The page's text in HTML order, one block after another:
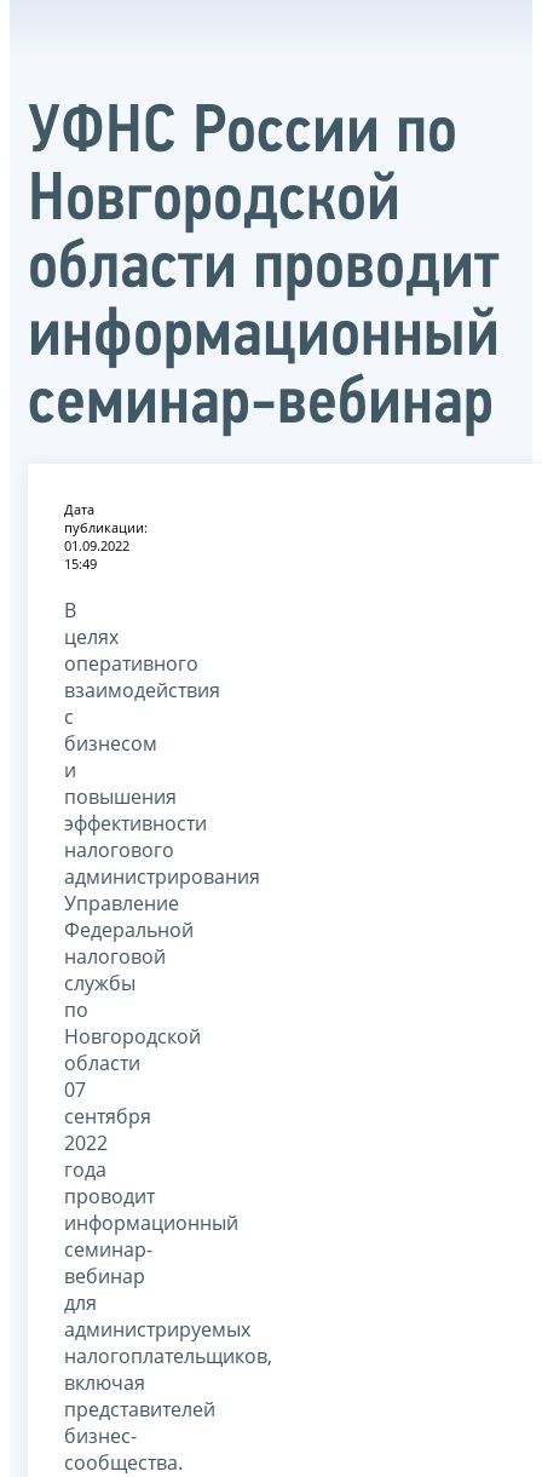
УФНС России по
Новгородской
области проводит
информационный
семинар-вебинар
Дата
публикации:
01.09.2022
15:49
В
целях
оперативного
взаимодействия
с
бизнесом
и
повышения
эффективности
налогового
администрирования
Управление
Федеральной
налоговой
службы
по
Новгородской
области
07
сентября
2022
года
проводит
информационный
семинар-
вебинар
для
администрируемых
налогоплательщиков,
включая
представителей
бизнес-
сообщества.